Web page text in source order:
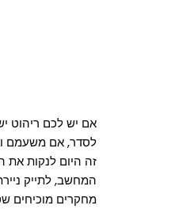
אם יש לכם ריהוט
לסדר, אם משעמם
זה היום לנקות
המחשב, לתייק
מחקרים מוכיחים